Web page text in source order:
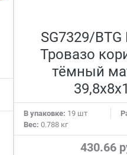
SG7329/
Тровазо
тёмный
В упаковке: 19 шт
Вес: 0.788 кг
430.66